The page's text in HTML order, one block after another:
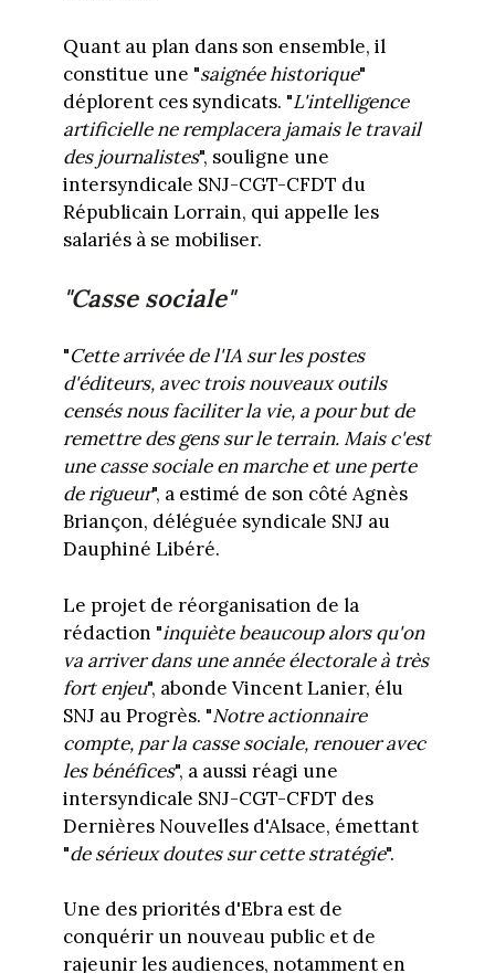
Quant au plan dans son ensemble, il
constitue une "saignée historique"
déplorent ces syndicats. "L'intelligence
artificielle ne remplacera jamais le travail
des journalistes", souligne une
intersyndicale SNJ-CGT-CFDT du
Républicain Lorrain, qui appelle les
salariés à se mobiliser.
"Casse sociale"
"Cette arrivée de l'IA sur les postes
d'éditeurs, avec trois nouveaux outils
censés nous faciliter la vie, a pour but de
remettre des gens sur le terrain. Mais c'est
une casse sociale en marche et une perte
de rigueur", a estimé de son côté Agnès
Briançon, déléguée syndicale SNJ au
Dauphiné Libéré.
Le projet de réorganisation de la
rédaction "inquiète beaucoup alors qu'on
va arriver dans une année électorale à très
fort enjeu", abonde Vincent Lanier, élu
SNJ au Progrès. "Notre actionnaire
compte, par la casse sociale, renouer avec
les bénéfices", a aussi réagi une
intersyndicale SNJ-CGT-CFDT des
Dernières Nouvelles d'Alsace, émettant
"de sérieux doutes sur cette stratégie".
Une des priorités d'Ebra est de
conquérir un nouveau public et de
rajeunir les audiences, notamment en